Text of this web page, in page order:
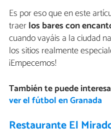
Es por eso que en este
traerlos bares con
cuando vayáis a la ciudad
los sitios realmente
¡Empecemos!
También te puede
ver el fútbol en Granada
Restaurante El